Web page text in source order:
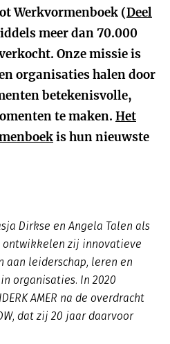
Werkvormenboek (Deel
meer dan 70.000
Onze missie is
organisaties halen door
betekenisvolle,
te maken. Het
is hun nieuwste
Dirkse en Angela Talen als
ontwikkelen zij innovatieve
aan leiderschap, leren en
organisaties. In 2020
AMER na de overdracht
dat zij 20 jaar daarvoor